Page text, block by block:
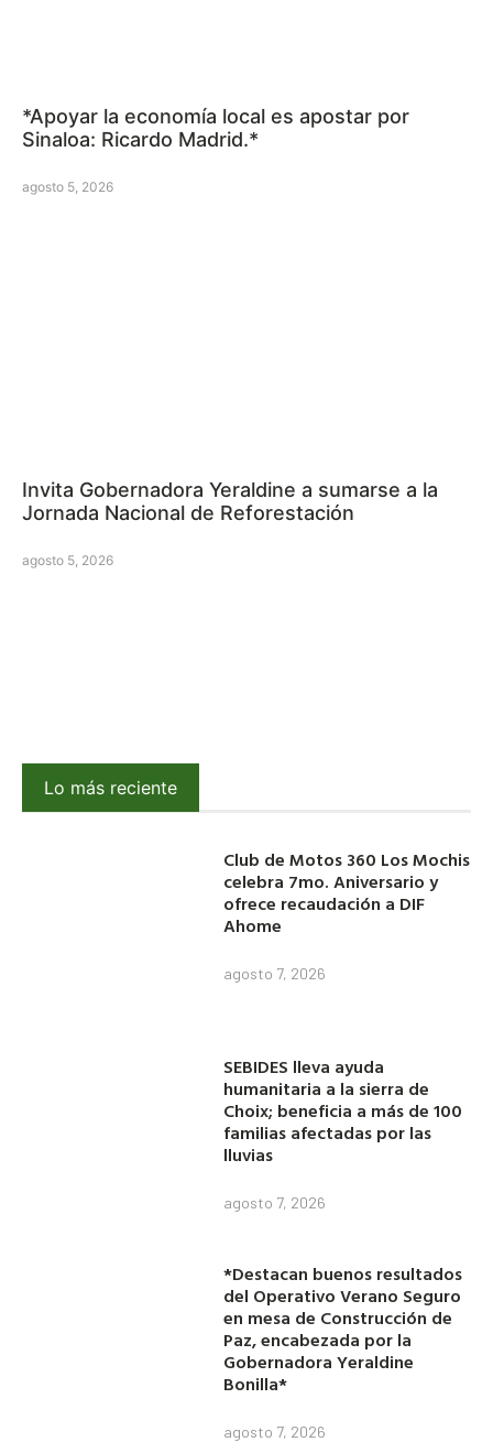
*Apoyar la economía local es apostar por
Sinaloa: Ricardo Madrid.*
agosto 5, 2026
Invita Gobernadora Yeraldine a sumarse a la
Jornada Nacional de Reforestación
agosto 5, 2026
Lo más reciente
Club de Motos 360 Los Mochis
celebra 7mo. Aniversario y
ofrece recaudación a DIF
Ahome
agosto 7, 2026
SEBIDES lleva ayuda
humanitaria a la sierra de
Choix; beneficia a más de 100
familias afectadas por las
lluvias
agosto 7, 2026
*Destacan buenos resultados
del Operativo Verano Seguro
en mesa de Construcción de
Paz, encabezada por la
Gobernadora Yeraldine
Bonilla*
agosto 7, 2026